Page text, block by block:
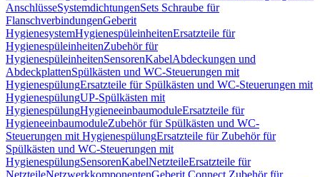
AnschlüsseSystemdichtungenSets Schraube für
FlanschverbindungenGeberit
HygienesystemHygienespüleinheitenErsatzteile für
HygienespüleinheitenZubehör für
HygienespüleinheitenSensorenKabelAbdeckungen und
AbdeckplattenSpülkästen und WC-Steuerungen mit
HygienespülungErsatzteile für Spülkästen und WC-Steuerungen mit
HygienespülungUP-Spülkästen mit
HygienespülungHygieneeinbaumoduleErsatzteile für
HygieneeinbaumoduleZubehör für Spülkästen und WC-
Steuerungen mit HygienespülungErsatzteile für Zubehör für
Spülkästen und WC-Steuerungen mit
HygienespülungSensorenKabelNetzteileErsatzteile für
NetzteileNetzwerkkomponentenGeberit Connect Zubehör für